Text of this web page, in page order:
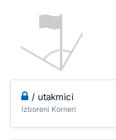
/ utakmici
Izboreni Korneri